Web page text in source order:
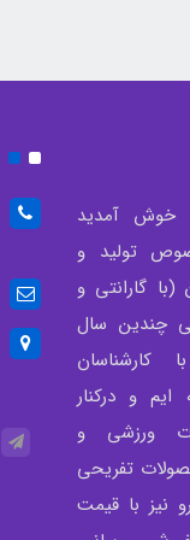
خوش آمدید
تولید و
گارانتی و
چندین سال
کارشناسان
و درکنار
ورزشی و
تفریحی
نیز با قیمت